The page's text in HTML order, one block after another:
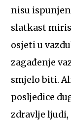
nisu
slatkast
osjeti u
zagađenje
smjelo biti.
posljedice
zdravlje